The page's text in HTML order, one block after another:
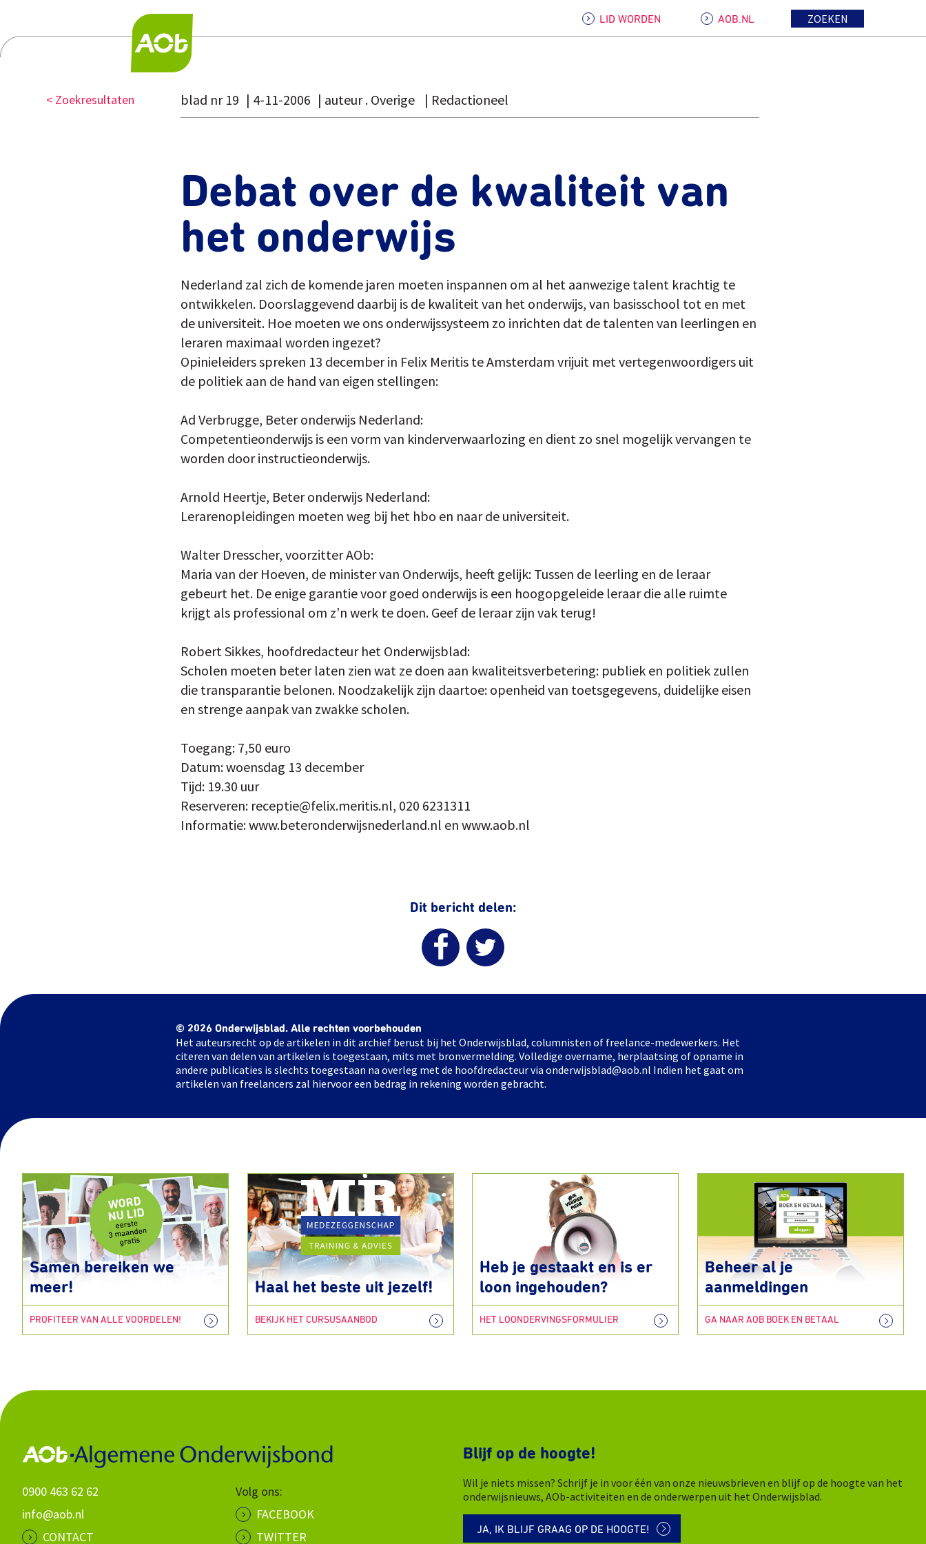
LID WORDEN AOB.NL ZOEKEN
< Zoekresultaten blad nr 19 4-11-2006 auteur . Overige Redactioneel
Debat over de kwaliteit van
het onderwijs
Nederland zal zich de komende jaren moeten inspannen om al het aanwezige talent krachtig te
ontwikkelen. Doorslaggevend daarbij is de kwaliteit van het onderwijs, van basisschool tot en met
de universiteit. Hoe moeten we ons onderwijssysteem zo inrichten dat de talenten van leerlingen en
leraren maximaal worden ingezet?
Opinieleiders spreken 13 december in Felix Meritis te Amsterdam vrijuit met vertegenwoordigers uit
de politiek aan de hand van eigen stellingen:
Ad Verbrugge, Beter onderwijs Nederland:
Competentieonderwijs is een vorm van kinderverwaarlozing en dient zo snel mogelijk vervangen te
worden door instructieonderwijs.
Arnold Heertje, Beter onderwijs Nederland:
Lerarenopleidingen moeten weg bij het hbo en naar de universiteit.
Walter Dresscher, voorzitter AOb:
Maria van der Hoeven, de minister van Onderwijs, heeft gelijk: Tussen de leerling en de leraar
gebeurt het. De enige garantie voor goed onderwijs is een hoogopgeleide leraar die alle ruimte
krijgt als professional om z’n werk te doen. Geef de leraar zijn vak terug!
Robert Sikkes, hoofdredacteur het Onderwijsblad:
Scholen moeten beter laten zien wat ze doen aan kwaliteitsverbetering: publiek en politiek zullen
die transparantie belonen. Noodzakelijk zijn daartoe: openheid van toetsgegevens, duidelijke eisen
en strenge aanpak van zwakke scholen.
Toegang: 7,50 euro
Datum: woensdag 13 december
Tijd: 19.30 uur
Reserveren: receptie@felix.meritis.nl, 020 6231311
Informatie: www.beteronderwijsnederland.nl en www.aob.nl
Dit bericht delen:
© 2026 Onderwijsblad. Alle rechten voorbehouden
Het auteursrecht op de artikelen in dit archief berust bij het Onderwijsblad, columnisten of freelance-medewerkers. Het
citeren van delen van artikelen is toegestaan, mits met bronvermelding. Volledige overname, herplaatsing of opname in
andere publicaties is slechts toegestaan na overleg met de hoofdredacteur via onderwijsblad@aob.nl Indien het gaat om
artikelen van freelancers zal hiervoor een bedrag in rekening worden gebracht.
Samen bereiken we
meer!
PROFITEER VAN ALLE VOORDELEN!
Haal het beste uit jezelf!
BEKIJK HET CURSUSAANBOD
Heb je gestaakt en is er
loon ingehouden?
HET LOONDERVINGSFORMULIER
Beheer al je
aanmeldingen
GA NAAR AOB BOEK EN BETAAL
0900 463 62 62
info@aob.nl
CONTACT
Volg ons:
FACEBOOK
TWITTER
Blijf op de hoogte!
Wil je niets missen? Schrijf je in voor één van onze nieuwsbrieven en blijf op de hoogte van het
onderwijsnieuws, AOb-activiteiten en de onderwerpen uit het Onderwijsblad.
JA, IK BLIJF GRAAG OP DE HOOGTE!